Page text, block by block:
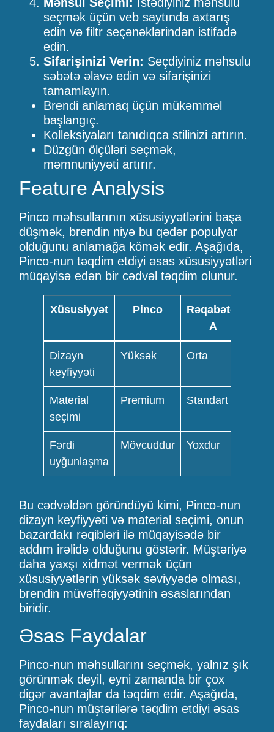
seçmək üçün veb saytında axtarış
edin və filtr seçənəklərindən istifadə
edin.
Sifarişinizi Verin: Seçdiyiniz məhsulu
səbətə əlavə edin və sifarişinizi
tamamlayın.
Brendi anlamaq üçün mükəmməl
başlangıç.
Kolleksiyaları tanıdıqca stilinizi artırın.
Düzgün ölçüləri seçmək,
məmnuniyyəti artırır.
Feature Analysis
Pinco məhsullarının xüsusiyyətlərini başa
düşmək, brendin niyə bu qədər populyar
olduğunu anlamağa kömək edir. Aşağıda,
Pinco-nun təqdim etdiyi əsas xüsusiyyətləri
müqayisə edən bir cədvəl təqdim olunur.
Xüsusiyyət Pinco
Rəqabətçi
A
Dizayn
keyfiyyəti
Yüksək Orta
Material
seçimi
Premium Standart
Fərdi
uyğunlaşma
Mövcuddur Yoxdur
Bu cədvəldən göründüyü kimi, Pinco-nun
dizayn keyfiyyəti və material seçimi, onun
bazardakı rəqibləri ilə müqayisədə bir
addım irəlidə olduğunu göstərir. Müştəriyə
daha yaxşı xidmət vermək üçün
xüsusiyyətlərin yüksək səviyyədə olması,
brendin müvəffəqiyyətinin əsaslarından
biridir.
Əsas Faydalar
Pinco-nun məhsullarını seçmək, yalnız şık
görünmək deyil, eyni zamanda bir çox
digər avantajlar da təqdim edir. Aşağıda,
Pinco-nun müştərilərə təqdim etdiyi əsas
faydaları sıralayırıq: